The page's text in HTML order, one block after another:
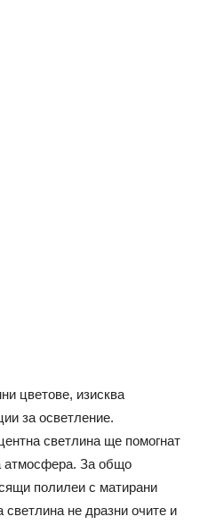
цветове, изисква
за осветление.
светлина ще помогнат
атмосфера. За общо
полилеи с матирани
не дразни очите и